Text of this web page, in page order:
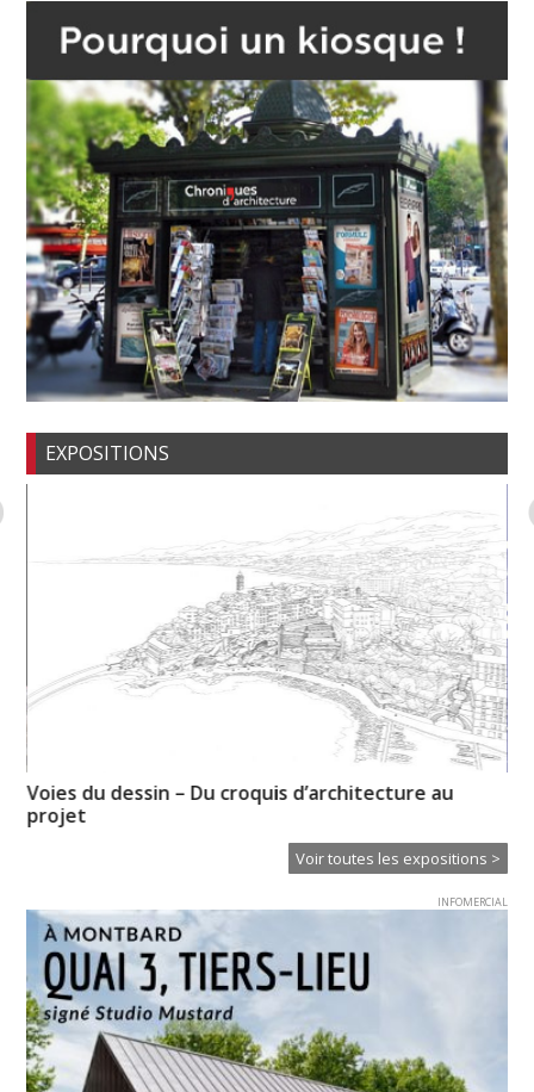
EXPOSITIONS
Voies du dessin – Du croquis d’architecture au
projet
Voir toutes les expositions >
INFOMERCIAL